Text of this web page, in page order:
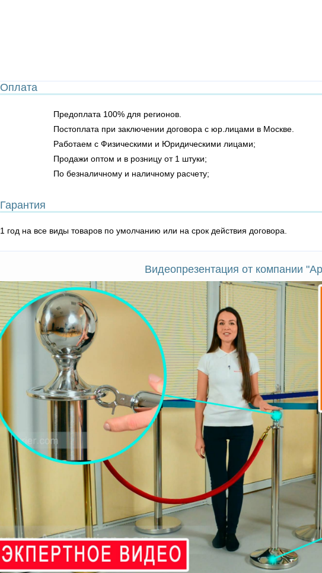
Оплата
Предоплата 100% для регионов.
Постоплата при заключении договора с юр.лицами в Москве.
Работаем с Физическими и Юридическими лицами;
Продажи оптом и в розницу от 1 штуки;
По безналичному и наличному расчету;
Гарантия
1 год на все виды товаров по умолчанию или на срок действия договора.
Видеопрезентация от компании